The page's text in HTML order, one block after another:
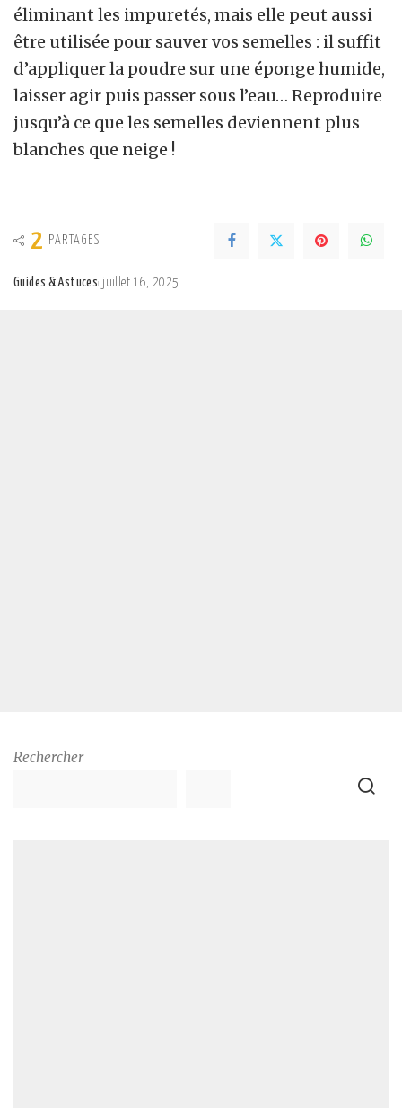
éliminant les impuretés, mais elle peut aussi
être utilisée pour sauver vos semelles : il suffit
d’appliquer la poudre sur une éponge humide,
laisser agir puis passer sous l’eau… Reproduire
jusqu’à ce que les semelles deviennent plus
blanches que neige !
2 PARTAGES
Guides & Astuces juillet 16, 2025
Rechercher